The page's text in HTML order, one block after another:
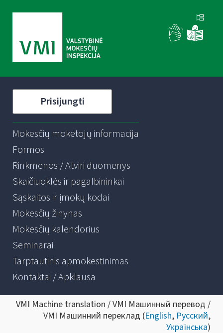
Prisijungti
Mokesčių mokėtojų informacija
Formos
Rinkmenos / Atviri duomenys
Skaičiuoklės ir pagalbininkai
Sąskaitos ir įmokų kodai
Mokesčių žinynas
Mokesčių kalendorius
Seminarai
Tarptautinis apmokestinimas
Kontaktai / Apklausa
VMI Machine translation / VMI Машинный перевод /
VMI Машинний переклад (English, Русский,
Українська)